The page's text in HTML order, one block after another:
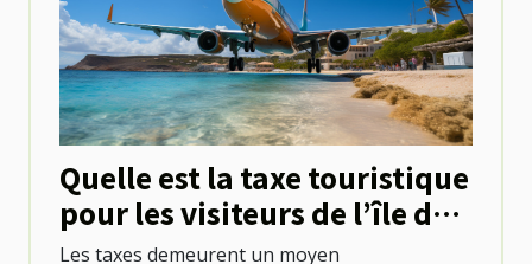
Quelle est la taxe touristique
pour les visiteurs de l’île de
Bonaire ?
Les taxes demeurent un moyen